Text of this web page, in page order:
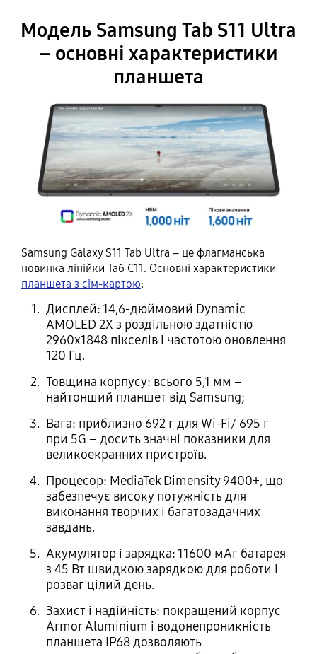
Модель Samsung Tab S11 Ultra
– основні характеристики
планшета
Samsung Galaxy S11 Tab Ultra – це флагманська
новинка лінійки Таб С11. Основні характеристики
планшета з сім-картою:
Дисплей: 14,6-дюймовий Dynamic
AMOLED 2X з роздільною здатністю
2960х1848 пікселів і частотою оновлення
120 Гц.
Товщина корпусу: всього 5,1 мм –
найтонший планшет від Samsung;
Вага: приблизно 692 г для Wi-Fi/ 695 г
при 5G – досить значні показники для
великоекранних пристроїв.
Процесор: MediaTek Dimensity 9400+, що
забезпечує високу потужність для
виконання творчих і багатозадачних
завдань.
Акумулятор і зарядка: 11600 мАг батарея
з 45 Вт швидкою зарядкою для роботи і
розваг цілий день.
Захист і надійність: покращений корпус
Armor Aluminium і водонепроникність
планшета IP68 дозволяють